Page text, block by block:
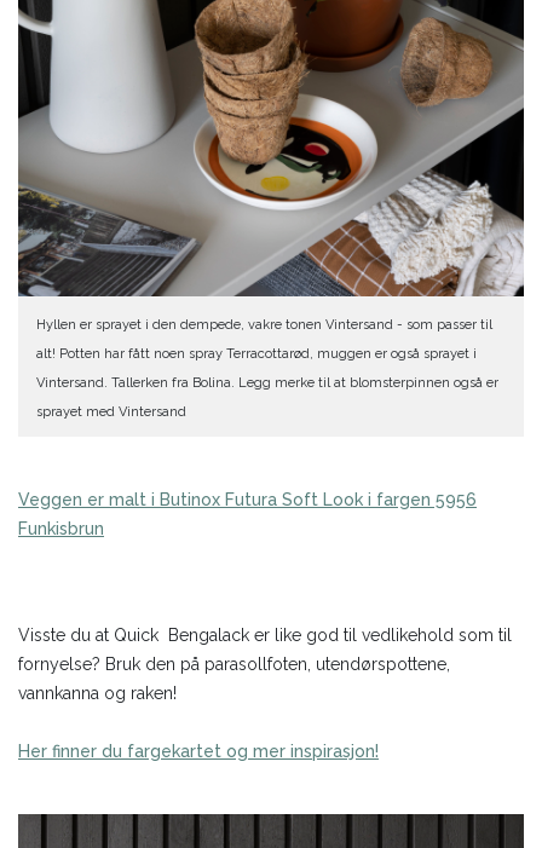
Hyllen er sprayet i den dempede, vakre tonen Vintersand - som passer til
alt! Potten har fått noen spray Terracottarød, muggen er også sprayet i
Vintersand. Tallerken fra Bolina. Legg merke til at blomsterpinnen også er
sprayet med Vintersand
Veggen er malt i Butinox Futura Soft Look i fargen 5956
Funkisbrun
Visste du at Quick Bengalack er like god til vedlikehold som til
fornyelse? Bruk den på parasollfoten, utendørspottene,
vannkanna og raken!
Her finner du fargekartet og mer inspirasjon!